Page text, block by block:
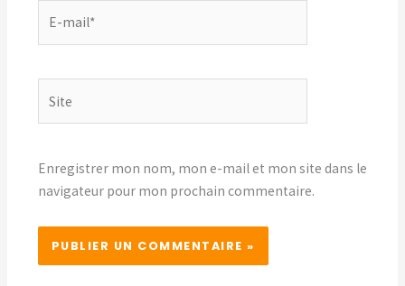
mail*
Enregistrer mon nom, mon e-mail et mon site dans le
navigateur pour mon prochain commentaire.